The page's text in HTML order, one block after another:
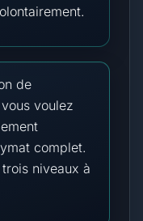
de
voulez
complet.
niveaux à